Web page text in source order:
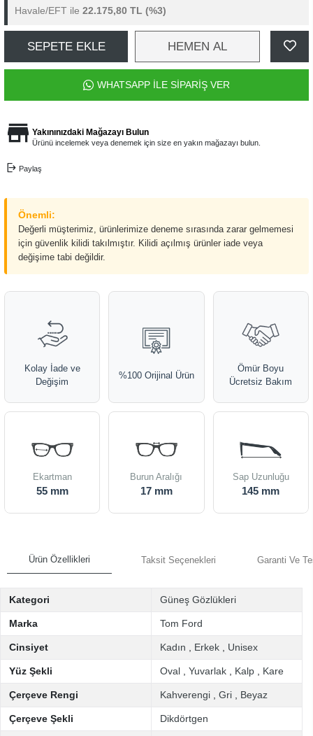
Havale/EFT ile 22.175,80 TL (%3)
SEPETE EKLE HEMEN AL
WHATSAPP İLE SİPARİŞ VER
Yakınınızdaki Mağazayı Bulun
Ürünü incelemek veya denemek için size en yakın mağazayı bulun.
Paylaş
Önemli:
Değerli müşterimiz, ürünlerimize deneme sırasında zarar gelmemesi
için güvenlik kilidi takılmıştır. Kilidi açılmış ürünler iade veya
değişime tabi değildir.
Kolay İade ve
Değişim
%100 Orijinal Ürün
Ömür Boyu
Ücretsiz Bakım
Ekartman
55 mm
Burun Aralığı
17 mm
Sap Uzunluğu
145 mm
Ürün Özellikleri Taksit Seçenekleri Garanti Ve
Kategori Güneş Gözlükleri
Marka Tom Ford
Cinsiyet Kadın Erkek Unisex
Yüz Şekli Oval Yuvarlak Kalp Kare
Çerçeve Rengi Kahverengi Gri Beyaz
Çerçeve Şekli Dikdörtgen